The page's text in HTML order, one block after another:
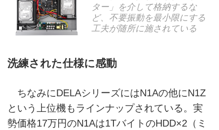
ター」を介して格納するな
ど、不要振動を最小限にする
工夫が随所に施されている
洗練された仕様に感動
ちなみにDELAシリーズにはN1Aの他にN1Z
という上位機もラインナップされている。実
勢価格17万円のN1Aは1TバイトのHDD×2（ミ